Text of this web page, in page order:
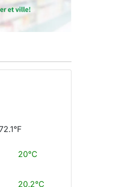
20°C
20.2°C